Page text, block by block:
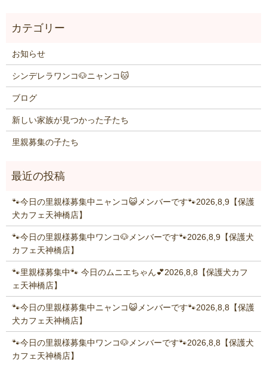
お知らせ
シンデレラワンコ🐶ニャンコ🐱
ブログ
新しい家族が見つかった子たち
里親募集の子たち
🐾今日の里親様募集中ニャンコ😺メンバーです🐾2026,8,9【保護
犬カフェ天神橋店】
🐾今日の里親様募集中ワンコ🐶メンバーです🐾2026,8,9【保護犬
カフェ天神橋店】
🐾里親様募集中🐾 今日のムニエちゃん💕2026,8,8【保護犬カフ
ェ天神橋店】
🐾今日の里親様募集中ニャンコ😺メンバーです🐾2026,8,8【保護
犬カフェ天神橋店】
🐾今日の里親様募集中ワンコ🐶メンバーです🐾2026,8,8【保護犬
カフェ天神橋店】